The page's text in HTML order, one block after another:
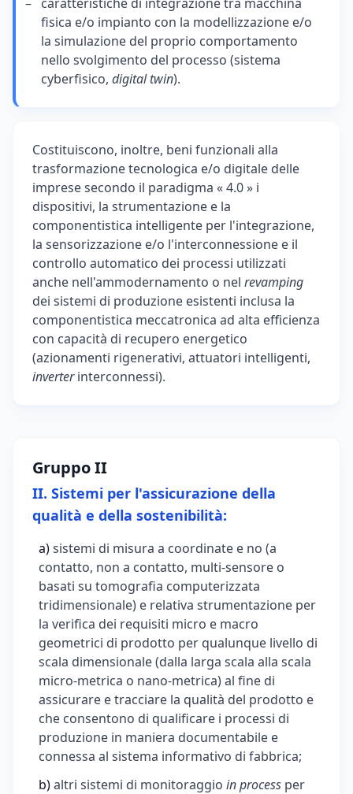
fisica e/o impianto con la modellizzazione e/o
la simulazione del proprio comportamento
nello svolgimento del processo (sistema
cyberfisico, digital twin).
Costituiscono, inoltre, beni funzionali alla
trasformazione tecnologica e/o digitale delle
imprese secondo il paradigma « 4.0 » i
dispositivi, la strumentazione e la
componentistica intelligente per l'integrazione,
la sensorizzazione e/o l'interconnessione e il
controllo automatico dei processi utilizzati
anche nell'ammodernamento o nel revamping
dei sistemi di produzione esistenti inclusa la
componentistica meccatronica ad alta efficienza
con capacità di recupero energetico
(azionamenti rigenerativi, attuatori intelligenti,
inverterinterconnessi).
Gruppo II
II. Sistemi per l'assicurazione della
qualità e della sostenibilità:
a)sistemi di misura a coordinate e no (a
contatto, non a contatto, multi-sensore o
basati su tomografia computerizzata
tridimensionale) e relativa strumentazione per
la verifica dei requisiti micro e macro
geometrici di prodotto per qualunque livello di
scala dimensionale (dalla larga scala alla scala
micro-metrica o nano-metrica) al fine di
assicurare e tracciare la qualità del prodotto e
che consentono di qualificare i processi di
produzione in maniera documentabile e
connessa al sistema informativo di fabbrica;
b)altri sistemi di monitoraggio in process per